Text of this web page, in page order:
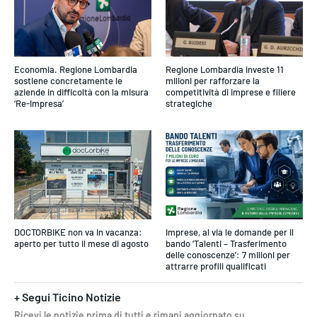
Economia. Regione Lombardia
sostiene concretamente le
aziende in difficoltà con la misura
‘Re-Impresa’
DOCTORBIKE non va in vacanza:
aperto per tutto il mese di agosto
Regione Lombardia investe 11
milioni per rafforzare la
competitività di imprese e filiere
strategiche
Imprese, al via le domande per il
bando ‘Talenti – Trasferimento
delle conoscenze’: 7 milioni per
attrarre profili qualificati
+ Segui Ticino Notizie